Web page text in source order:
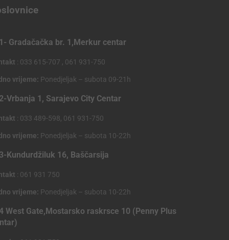
Gradačačka br. 1,Merkur centar
: 033 615-707 , 061 931-750
vrijeme: Ponedjeljak – subota 09-21h
Vrbanja 1, Sarajevo City Centar
: 033 489-598, 061 931-750
vrijeme: Ponedjeljak – subota 10-22h
Kundurdžiluk 16, Baščarsija
: 061 931 750
vrijeme: Ponedjeljak – subota 10-22h
West Gate,Mostarsko raskrsce 10 (Penny Plus